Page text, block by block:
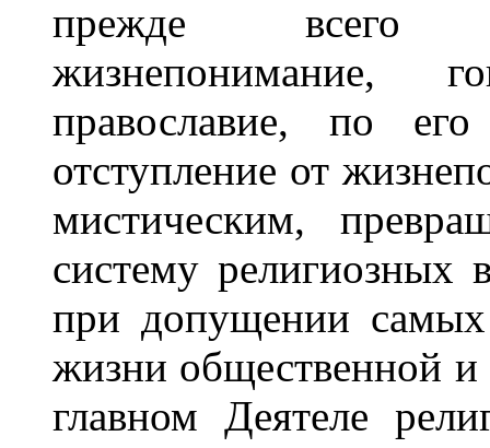
прежде всего
жизнепонимание,
православие, по
отступление от
мистическим,
систему религиозных
при допущении самых
жизни общественной
главном Деятеле